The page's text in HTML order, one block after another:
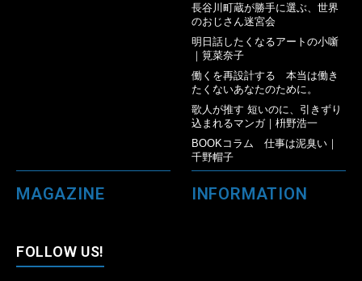
長谷川町蔵が勝手に選ぶ、世界
のおじさん迷宮会
明日話したくなるアートの小噺
｜筧菜奈子
働くを再設計する 本当は働き
たくないあなたのために。
歌人が推す 短いのに、引きずり
込まれるマンガ｜枡野浩一
BOOKコラム 仕事は泥臭い｜
千野帽子
MAGAZINE INFORMATION
FOLLOW US!